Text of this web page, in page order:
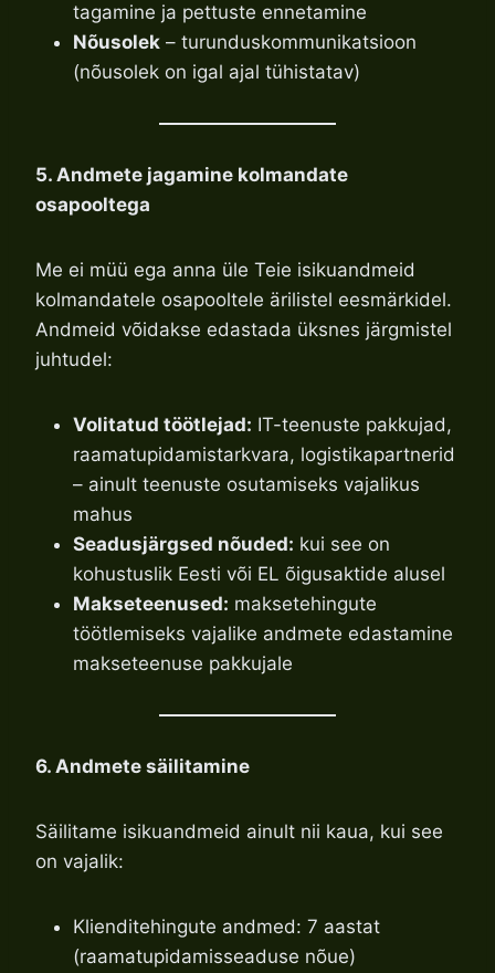
tagamine ja pettuste ennetamine
Nõusolek – turunduskommunikatsioon
(nõusolek on igal ajal tühistatav)
5. Andmete jagamine kolmandate
osapooltega
Me ei müü ega anna üle Teie isikuandmeid
kolmandatele osapooltele ärilistel eesmärkidel.
Andmeid võidakse edastada üksnes järgmistel
juhtudel:
Volitatud töötlejad: IT-teenuste pakkujad,
raamatupidamistarkvara, logistikapartnerid
– ainult teenuste osutamiseks vajalikus
mahus
Seadusjärgsed nõuded: kui see on
kohustuslik Eesti või EL õigusaktide alusel
Makseteenused: maksetehingute
töötlemiseks vajalike andmete edastamine
makseteenuse pakkujale
6. Andmete säilitamine
Säilitame isikuandmeid ainult nii kaua, kui see
on vajalik:
Klienditehingute andmed: 7 aastat
(raamatupidamisseaduse nõue)